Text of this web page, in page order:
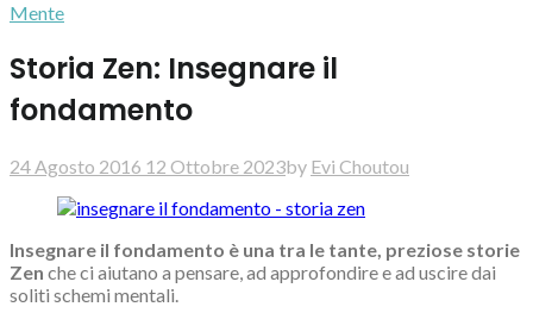
Mente
Storia Zen: Insegnare il
fondamento
24 Agosto 2016 12 Ottobre 2023by Evi Choutou
Insegnare il fondamento è una tra le tante, preziose storie
Zen che ci aiutano a pensare, ad approfondire e ad uscire dai
soliti schemi mentali.